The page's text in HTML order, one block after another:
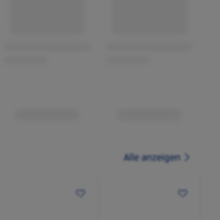
Alle anzeigen